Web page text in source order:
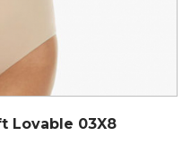
Lovable 03X8